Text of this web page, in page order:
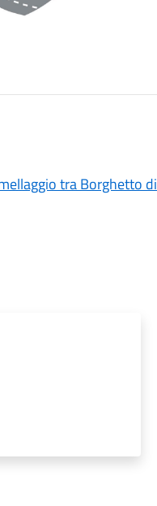
tra Borghetto